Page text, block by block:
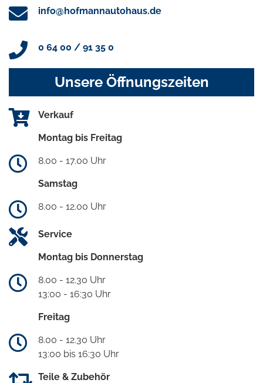
info@hofmannautohaus.de
0 64 00 / 91 35 0
Unsere Öffnungszeiten
Verkauf
Montag bis Freitag
8.00 - 17.00 Uhr
Samstag
8.00 - 12.00 Uhr
Service
Montag bis Donnerstag
8.00 - 12.30 Uhr
13:00 - 16:30 Uhr
Freitag
8.00 - 12.30 Uhr
13:00 bis 16:30 Uhr
Teile & Zubehör